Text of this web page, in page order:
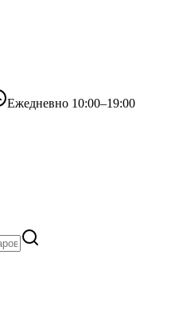
Ежедневно 10:00–19:00